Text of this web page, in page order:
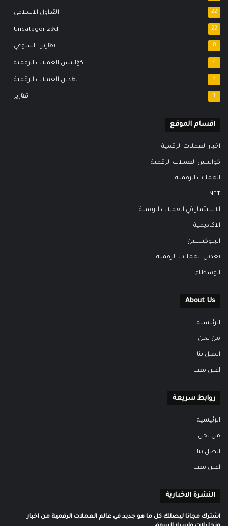
التداول الاسلامي 22
Uncategorized 22
تقارير – اسبوعي 8
كواليس العملات الرقمية 4
تعدين العملات الرقمية 3
تقارير 1
اقسام الموقع
اخبار العملات الرقمية
كواليس العملات الرقمية
العملات الرقمية
NFT
الاستثمار في العملات الرقمية
الاكاديمية
البلوكتشين
تعدين العملات الرقمية
الوسطاء
About Us
الرئيسية
من نحن
اتصل بنا
اعلن معنا
روابط سريعة
الرئيسية
من نحن
اتصل بنا
اعلن معنا
النشرة الاخبارية
اشترك مجانا ليصلك كل ما هو جديد في عالم العملات الرقمية من اخبار